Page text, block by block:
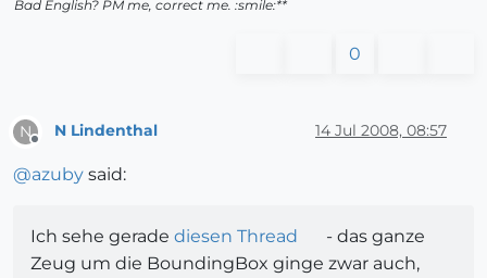
Bad English? PM me, correct me. :smile:**
0
N N Lindenthal 14 Jul 2008, 08:57
@azuby said:
Ich sehe gerade diesen Thread
- das ganze
Zeug um die BoundingBox ginge zwar auch,